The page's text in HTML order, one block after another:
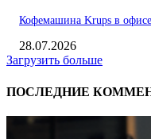
Кофемашина Krups в
28.07.2026
Загрузить больше
ПОСЛЕДНИЕ